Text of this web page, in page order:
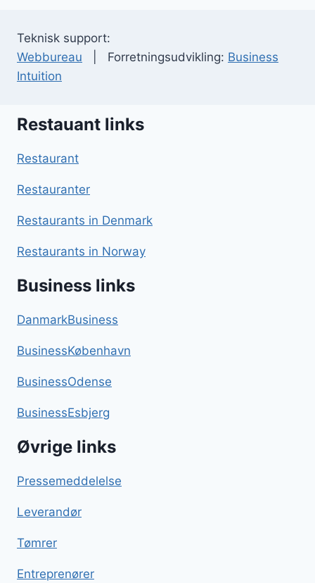
Teknisk support:
Webbureau | Forretningsudvikling: Business
Intuition
Restauant links
Restaurant
Restauranter
Restaurants in Denmark
Restaurants in Norway
Business links
DanmarkBusiness
BusinessKøbenhavn
BusinessOdense
BusinessEsbjerg
Øvrige links
Pressemeddelelse
Leverandør
Tømrer
Entreprenører